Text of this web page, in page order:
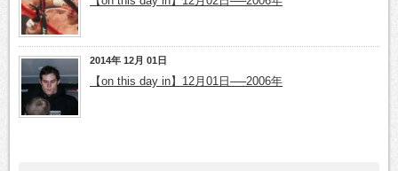
2014年 12月 01日
【on this day in】12月01日──2006年